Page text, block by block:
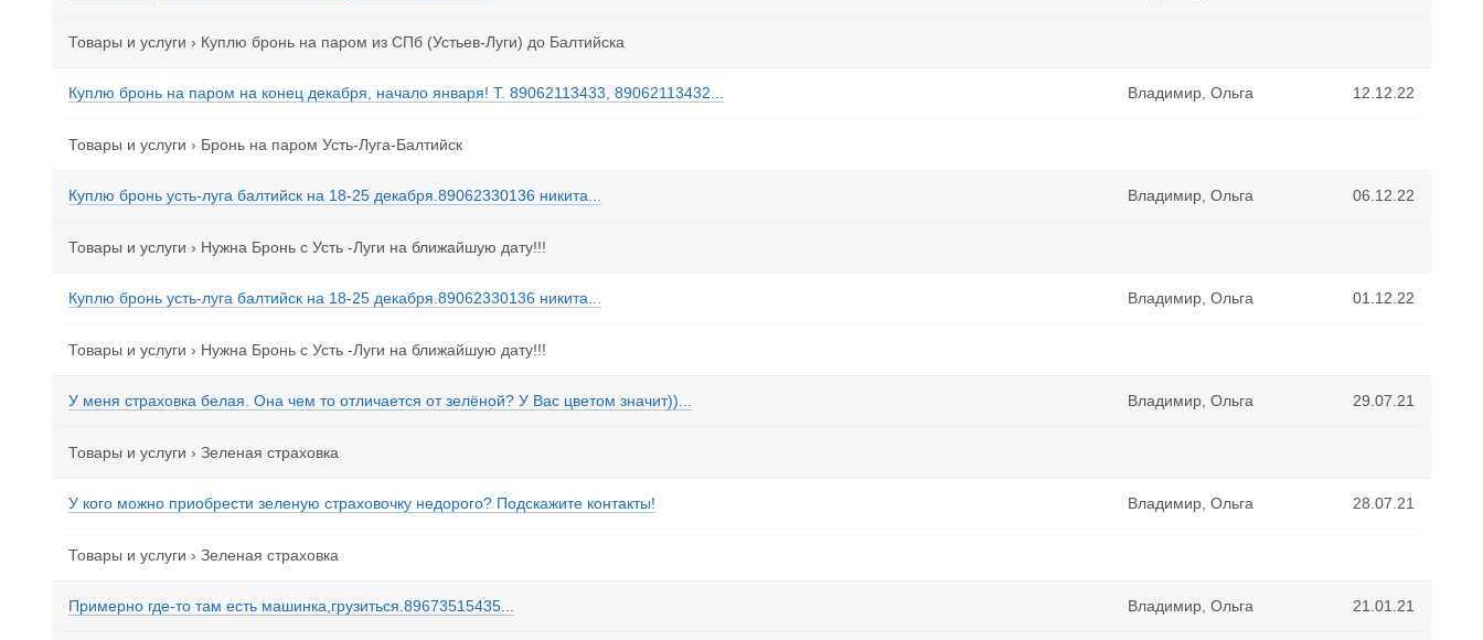
Товары и услуги › Куплю бронь на паром из СПб (Устьев-Луги) до Балтийска
Куплю бронь на паром на конец декабря, начало января! Т. 89062113433, 89062113432... Владимир, Ольга 12.12.22
Товары и услуги › Бронь на паром Усть-Луга-Балтийск
Куплю бронь усть-луга балтийск на 18-25 декабря.89062330136 никита... Владимир, Ольга 06.12.22
Товары и услуги › Нужна Бронь с Усть -Луги на ближайшую дату!!!
Куплю бронь усть-луга балтийск на 18-25 декабря.89062330136 никита... Владимир, Ольга 01.12.22
Товары и услуги › Нужна Бронь с Усть -Луги на ближайшую дату!!!
У меня страховка белая. Она чем то отличается от зелёной? У Вас цветом значит))... Владимир, Ольга 29.07.21
Товары и услуги › Зеленая страховка
У кого можно приобрести зеленую страховочку недорого? Подскажите контакты! Владимир, Ольга 28.07.21
Товары и услуги › Зеленая страховка
Примерно где-то там есть машинка,грузиться.89673515435... Владимир, Ольга 21.01.21